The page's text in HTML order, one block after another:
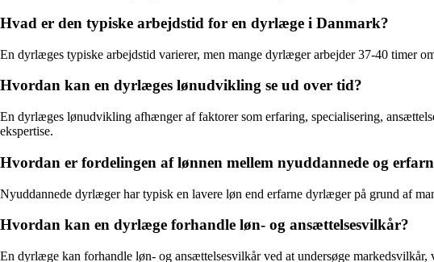
Hvad er den typiske arbejdstid for en dyrlæge i Danmark?
En dyrlæges typiske arbejdstid varierer, men mange dyrlæger arbejder 37-40 timer
Hvordan kan en dyrlæges lønudvikling se ud over tid?
En dyrlæges lønudvikling afhænger af faktorer som erfaring, specialisering,
ekspertise.
Hvordan er fordelingen af lønnen mellem nyuddannede og
Nyuddannede dyrlæger har typisk en lavere løn end erfarne dyrlæger på grund af
Hvordan kan en dyrlæge forhandle løn- og ansættelsesvilkår?
En dyrlæge kan forhandle løn- og ansættelsesvilkår ved at undersøge markedsvilkår,